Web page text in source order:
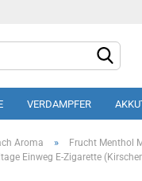
VERDAMPFER
Aroma » Frucht Menthol
Einweg E-Zigarette